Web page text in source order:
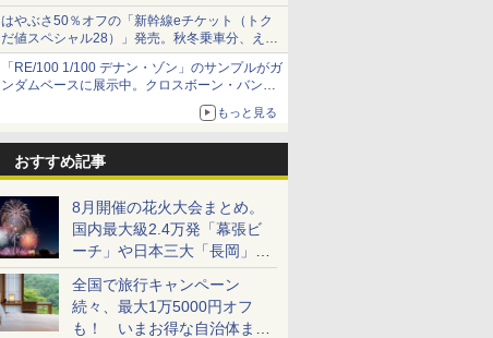
当選無効分
はやぶさ50％オフの「新幹線eチケット（トク
だ値スペシャル28）」発売。秋冬乗車分、えき
ねっと限定
「RE/100 1/100 デナン・ゾン」のサンプルがガ
ンダムベースに展示中。クロスボーン・バンガ
ードの制式量産機が間もなく発送【ガンダムベ
もっと見る
おすすめ記事
8月開催の花火大会まとめ。
国内最大級2.4万発「幕張ビ
ーチ」や日本三大「長岡」な
ど大型イベント目白押し！
全国で旅行キャンペーン
続々、最大1万5000円オフ
も！ いまお得な自治体まと